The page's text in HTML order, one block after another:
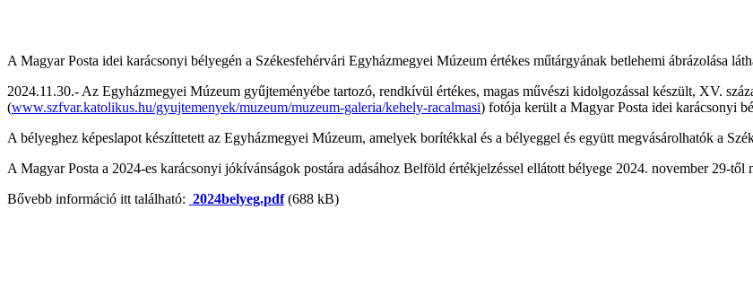
A Magyar Posta idei karácsonyi bélyegén a Székesfehérvári Egyházmegyei Múzeum értékes műtárgyának betlehemi ábrázolása
2024.11.30.- Az Egyházmegyei Múzeum gyűjteményébe tartozó, rendkívül értékes, magas művészi kidolgozással készült, XV.
(www.szfvar.katolikus.hu/gyujtemenyek/muzeum/muzeum-galeria/kehely-racalmasi) fotója került a Magyar Posta idei karácsonyi
A bélyeghez képeslapot készíttetett az Egyházmegyei Múzeum, amelyek borítékkal és a bélyeggel és együtt megvásárolhatók a
A Magyar Posta a 2024-es karácsonyi jókívánságok postára adásához Belföld értékjelzéssel ellátott bélyege 2024. november 29-től
Bővebb információ itt található: 2024belyeg.pdf(688 kB)